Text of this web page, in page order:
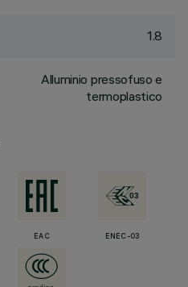
1.8
Alluminio pressofuso e
termoplastico
EAC ENEC-03